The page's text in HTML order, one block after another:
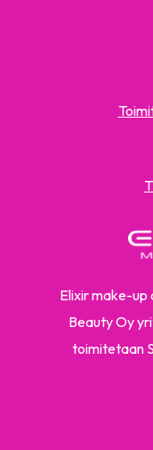
Elixir make-up
Beauty Oy
toimitetaan